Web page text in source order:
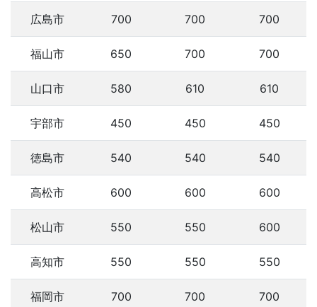
広島市 700 700 700
福山市 650 700 700
山口市 580 610 610
宇部市 450 450 450
徳島市 540 540 540
高松市 600 600 600
松山市 550 550 600
高知市 550 550 550
福岡市 700 700 700